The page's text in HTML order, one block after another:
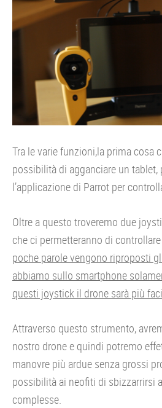
Tra le varie funzioni,la prima cosa
possibilità di agganciare un tablet,
l’applicazione di Parrot per
Oltre a questo troveremo due
che ci permetteranno di
poche parole vengono riproposti
abbiamo sullo smartphone
questi joystick il drone sarà più
Attraverso questo strumento,
nostro drone e quindi potremo
manovre più ardue senza grossi
possibilità ai neofiti di sbizzarrirsi
complesse.